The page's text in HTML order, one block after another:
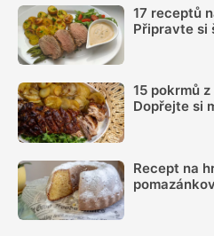
17 receptů
Připravte si
15 pokrmů
Dopřejte si
Recept na